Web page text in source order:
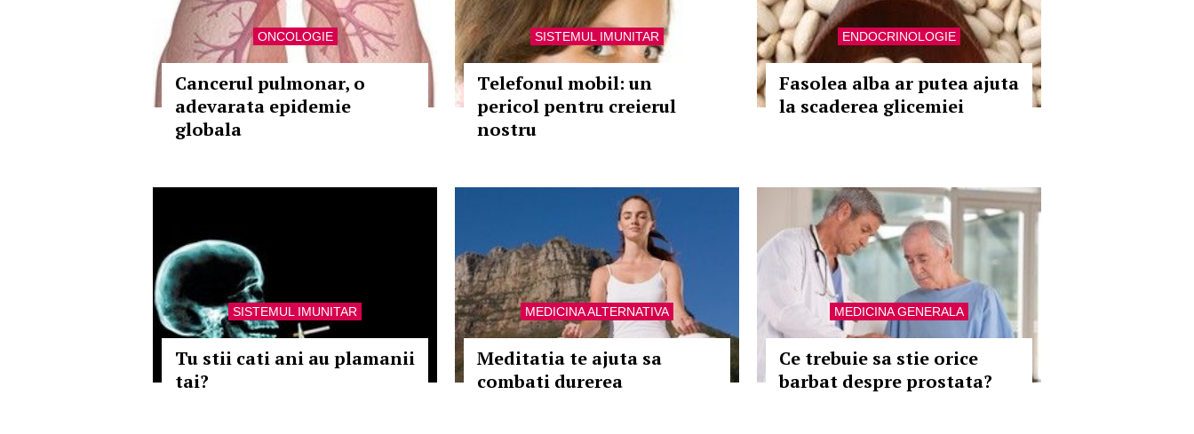
ONCOLOGIE
Cancerul pulmonar, o
adevarata epidemie
globala
SISTEMUL IMUNITAR
Telefonul mobil: un
pericol pentru creierul
nostru
ENDOCRINOLOGIE
Fasolea alba ar putea ajuta
la scaderea glicemiei
SISTEMUL IMUNITAR
Tu stii cati ani au plamanii
tai?
MEDICINA ALTERNATIVA
Meditatia te ajuta sa
combati durerea
MEDICINA GENERALA
Ce trebuie sa stie orice
barbat despre prostata?